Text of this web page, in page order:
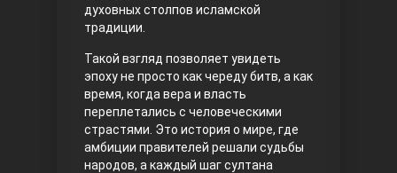
Три сестры
духовных столпов исламской
традиции.
Такой взгляд позволяет увидеть
эпоху не просто как череду битв, а как
время, когда вера и власть
переплетались с человеческими
страстями. Это история о мире, где
амбиции правителей решали судьбы
народов, а каждый шаг султана